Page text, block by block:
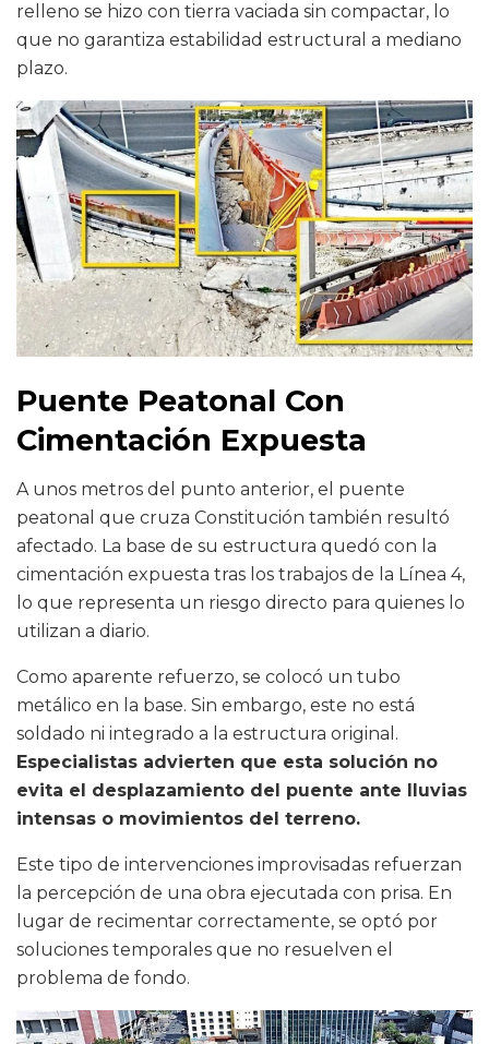
relleno se hizo con tierra vaciada sin compactar, lo
que no garantiza estabilidad estructural a mediano
plazo.
Puente Peatonal Con
Cimentación Expuesta
A unos metros del punto anterior, el puente
peatonal que cruza Constitución también resultó
afectado. La base de su estructura quedó con la
cimentación expuesta tras los trabajos de la Línea 4,
lo que representa un riesgo directo para quienes lo
utilizan a diario.
Como aparente refuerzo, se colocó un tubo
metálico en la base. Sin embargo, este no está
soldado ni integrado a la estructura original.
Especialistas advierten que esta solución no
evita el desplazamiento del puente ante lluvias
intensas o movimientos del terreno.
Este tipo de intervenciones improvisadas refuerzan
la percepción de una obra ejecutada con prisa. En
lugar de recimentar correctamente, se optó por
soluciones temporales que no resuelven el
problema de fondo.